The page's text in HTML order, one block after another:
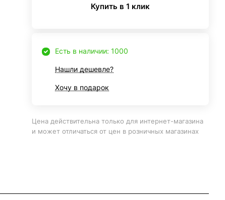
Купить в 1 клик
Есть в наличии: 1000
Нашли дешевле?
Хочу в подарок
Цена действительна только для интернет-магазина
и может отличаться от цен в розничных магазинах